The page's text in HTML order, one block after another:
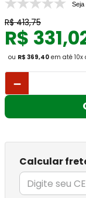
Seja
R$ 413,75
R$ 331,
ou R$ 369,40 em até 10x
－
Calcular